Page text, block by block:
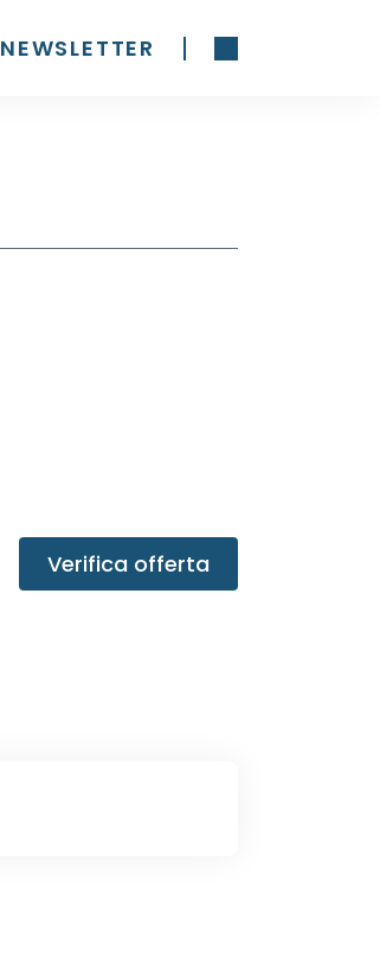
NEWSLETTER
Verifica offerta